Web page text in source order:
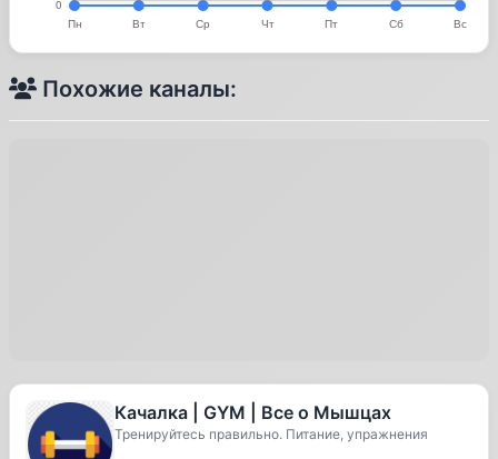
Похожие каналы:
Качалка | GYM | Все о Мышцах
Тренируйтесь правильно. Питание, упражнения